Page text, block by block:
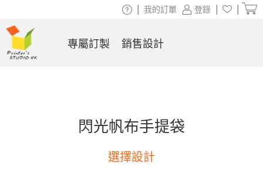
閃光帆布手提袋
選擇設計
登錄
我的訂單
專屬訂製 銷售設計